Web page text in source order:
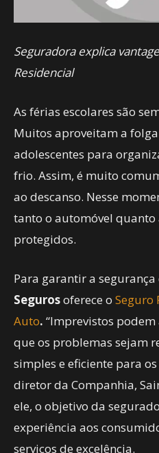
Seguradora explica
Residencial
As férias escolares são
Muitos aproveitam a
adolescentes para
frio. Assim, é muito
ao descanso. Nesse
tanto o automóvel quanto
protegidos.
Para garantir a segurança
Segurosoferece o Seguro
Auto. “Imprevistos
que os problemas sejam
simples e eficiente para
diretor da Companhia,
ele, o objetivo da
experiência aos
serviços de excelência.